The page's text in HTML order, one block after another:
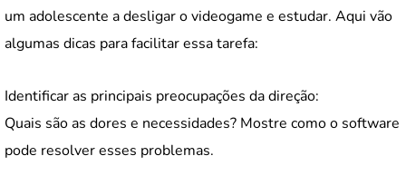
um adolescente a desligar o videogame e estudar. Aqui vão
algumas dicas para facilitar essa tarefa:
Identificar as principais preocupações da direção:
Quais são as dores e necessidades? Mostre como o software
pode resolver esses problemas.